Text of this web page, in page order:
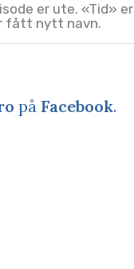
er ute. «Tid» er
fått nytt navn.
på Facebook.